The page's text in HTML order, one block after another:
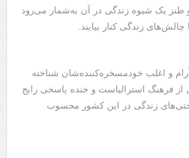
طنز یک شیوه زندگی در آن به‌شمار می‌رود
زندگی کنار بیایند.
و اغلب خودمسخره‌کننده‌شان شناخته
فرهنگ استرالیاست و خنده پاسخی رایج
زندگی در این کشور محسوب